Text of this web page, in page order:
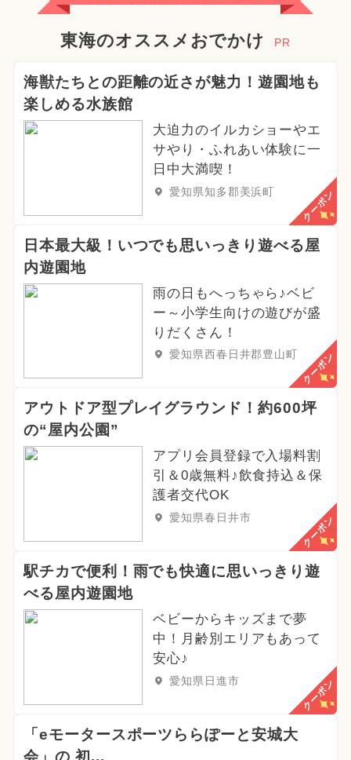
東海のオススメおでかけ PR
海獣たちとの距離の近さが魅力！遊園地も
楽しめる水族館
大迫力のイルカショーやエ
サやり・ふれあい体験に一
日中大満喫！
愛知県知多郡美浜町 クーポン
日本最大級！いつでも思いっきり遊べる屋
内遊園地
雨の日もへっちゃら♪ベビ
ー～小学生向けの遊びが盛
りだくさん！
愛知県西春日井郡豊山町 クーポン
アウトドア型プレイグラウンド！約600坪
の“屋内公園”
アプリ会員登録で入場料割
引＆0歳無料♪飲食持込＆保
護者交代OK
愛知県春日井市 クーポン
駅チカで便利！雨でも快適に思いっきり遊
べる屋内遊園地
ベビーからキッズまで夢
中！月齢別エリアもあって
安心♪
愛知県日進市 クーポン
「eモータースポーツららぽーと安城大
会」の 初...